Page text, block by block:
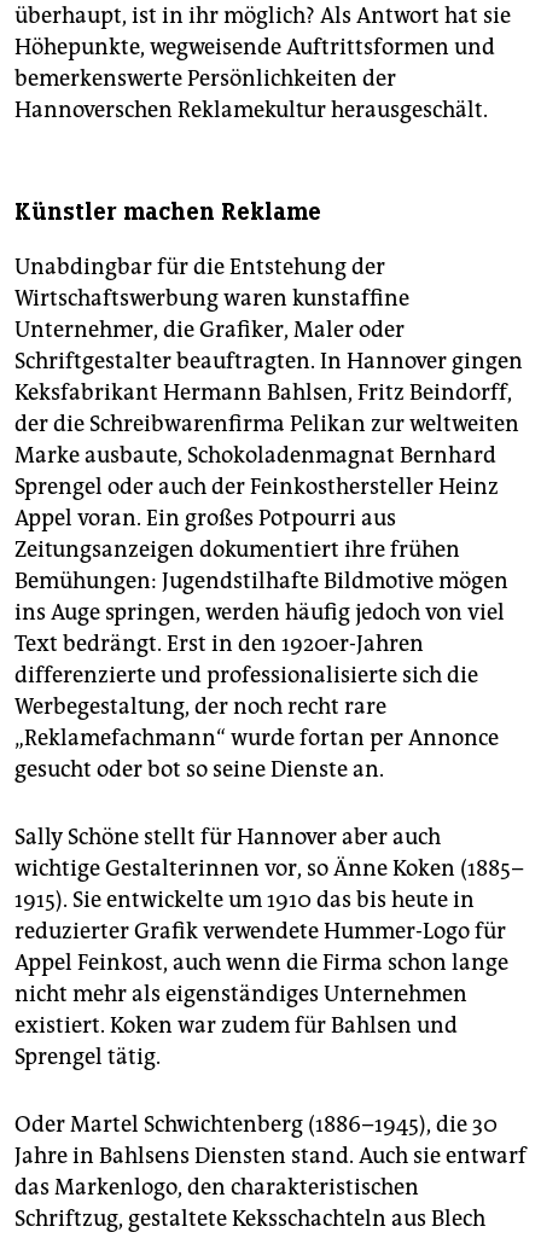
überhaupt, ist in ihr möglich? Als Antwort hat sie
Höhepunkte, wegweisende Auftrittsformen und
bemerkenswerte Persönlichkeiten der
Hannoverschen Reklamekultur herausgeschält.
Künstler machen Reklame
Unabdingbar für die Entstehung der
Wirtschaftswerbung waren kunstaffine
Unternehmer, die Grafiker, Maler oder
Schriftgestalter beauftragten. In Hannover gingen
Keksfabrikant Hermann Bahlsen, Fritz Beindorff,
der die Schreibwarenfirma Pelikan zur weltweiten
Marke ausbaute, Schokoladenmagnat Bernhard
Sprengel oder auch der Feinkosthersteller Heinz
Appel voran. Ein großes Potpourri aus
Zeitungsanzeigen dokumentiert ihre frühen
Bemühungen: Jugendstilhafte Bildmotive mögen
ins Auge springen, werden häufig jedoch von viel
Text bedrängt. Erst in den 1920er-Jahren
differenzierte und professionalisierte sich die
Werbegestaltung, der noch recht rare
„Reklamefachmann“ wurde fortan per Annonce
gesucht oder bot so seine Dienste an.
Sally Schöne stellt für Hannover aber auch
wichtige Gestalterinnen vor, so Änne Koken (1885–
1915). Sie entwickelte um 1910 das bis heute in
reduzierter Grafik verwendete Hummer-Logo für
Appel Feinkost, auch wenn die Firma schon lange
nicht mehr als eigenständiges Unternehmen
existiert. Koken war zudem für Bahlsen und
Sprengel tätig.
Oder Martel Schwichtenberg (1886–1945), die 30
Jahre in Bahlsens Diensten stand. Auch sie entwarf
das Markenlogo, den charakteristischen
Schriftzug, gestaltete Keksschachteln aus Blech